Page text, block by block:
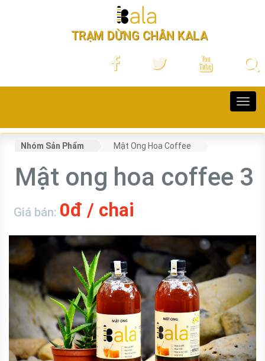
TRẠM DỪNG CHÂN KALA
Nhóm Sản Phẩm Mật Ong Hoa Coffee
Mật ong hoa coffee 3
Giá bán: 0đ / chai